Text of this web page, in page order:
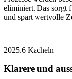
eliminiert. Das sorgt
und spart wertvolle
2025.6 Kacheln
Klarere und